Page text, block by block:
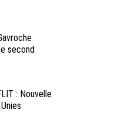
second
: Nouvelle